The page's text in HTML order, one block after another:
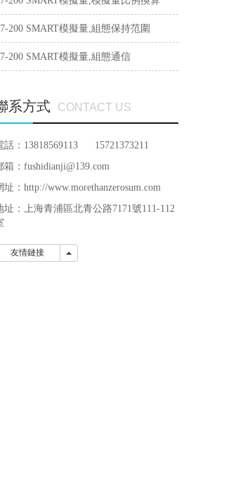
14,411.16
32,229.95
36,740.40
53,057.85
配一個總
35,683.51
須配一個
配一個
44,404.37
個總線適
、
200 SMART模擬量,組態保持范圍
200 SMART模擬量,組態通信
系方式 CONTACT US
話：13818569113 15721373211
箱：fushidianji@139.com
址：http://www.morethanzerosum.com
址： 上海青浦區北青公路7171號111-112
友情鏈接 友情鏈接